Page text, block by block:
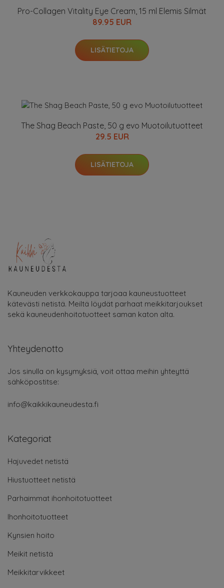
Pro-Collagen Vitality Eye Cream, 15 ml Elemis Silmät
89.95 EUR
LISÄTIETOJA
The Shag Beach Paste, 50 g evo Muotoilutuotteet
29.5 EUR
LISÄTIETOJA
Kauneuden verkkokauppa tarjoaa kauneustuotteet
kätevästi netistä. Meiltä löydät parhaat meikkitarjoukset
sekä kauneudenhoitotuotteet saman katon alta.
Yhteydenotto
Jos sinulla on kysymyksiä, voit ottaa meihin yhteyttä
sähköpostitse:
info@kaikkikauneudesta.fi
Kategoriat
Hajuvedet netistä
Hiustuotteet netistä
Parhaimmat ihonhoitotuotteet
Ihonhoitotuotteet
Kynsien hoito
Meikit netistä
Meikkitarvikkeet